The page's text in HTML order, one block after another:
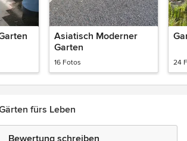
Asiatisch Moderner
Garten
16 Fotos 24
fürs Leben
Bewertung schreiben